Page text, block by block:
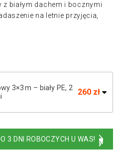
białym dachem i bocznymi
na letnie przyjęcia,
3×3 m – biały PE, 2
260 zł
3 DNI ROBOCZYCH U WAS!